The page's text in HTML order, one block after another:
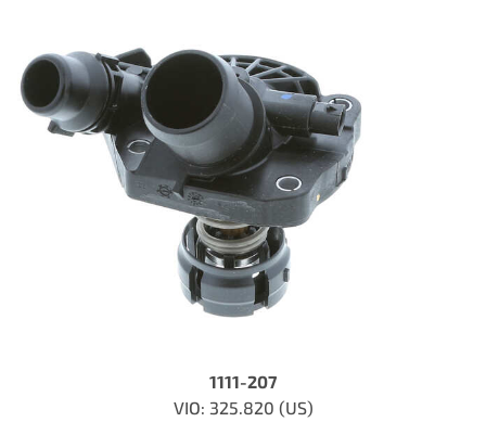
1111-207
VIO: 325.820 (US)